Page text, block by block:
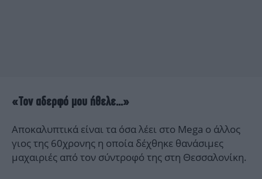
«Τον αδερφό μου ήθελε...»
Αποκαλυπτικά είναι τα όσα λέει στο Mega ο άλλος
γιος της 60χρονης η οποία δέχθηκε θανάσιμες
μαχαιριές από τον σύντροφό της στη Θεσσαλονίκη.